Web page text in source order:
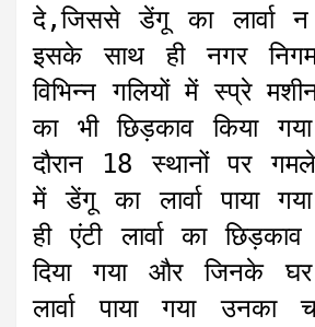
दे,जिससे डेंगू का लार्वा
इसके साथ ही नगर
विभिन्न गलियों में स्प्रे
का भी छिड़काव किया
दौरान 18 स्थानों पर
में डेंगू का लार्वा पाया
ही एंटी लार्वा का
दिया गया और जिनके
लार्वा पाया गया उनका